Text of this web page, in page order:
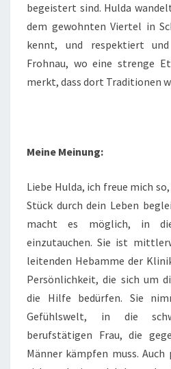
begeistert sind. Hulda
dem gewohnten Viertel in
kennt, und respektiert
Frohnau, wo eine strenge
merkt, dass dort Traditionen
Meine Meinung:
Liebe Hulda, ich freue mich
Stück durch dein Leben
macht es möglich, in
einzutauchen. Sie ist
leitenden Hebamme der
Persönlichkeit, die sich um
die Hilfe bedürfen. Sie
Gefühlswelt, in die
berufstätigen Frau, die
Männer kämpfen muss.